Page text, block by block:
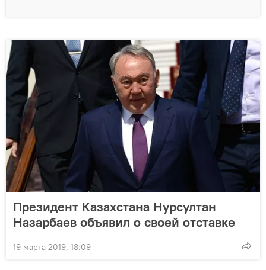
Президент Казахстана Нурсултан
Назарбаев объявил о своей отставке
19 марта 2019, 18:09